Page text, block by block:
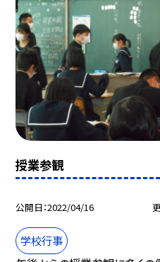
授業参観
公開日 2022/04/16
学校行事